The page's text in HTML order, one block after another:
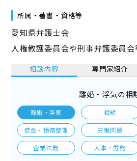
所属・著書・資格等
愛知県弁護士会
人権教護委員会や刑事弁護委員会
相談内容 専門家紹介
離婚・浮気の相
離婚・浮気 相続
借金・債務整理 労働問題
企業法務 人事・労務